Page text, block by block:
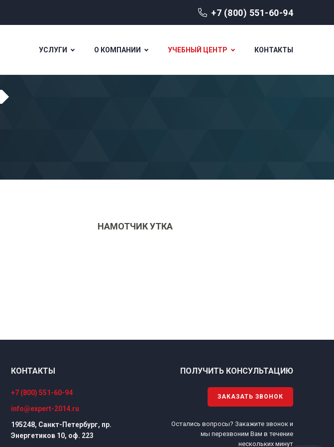
+7 (800) 551-60-94
УСЛУГИ О КОМПАНИИ УЧЕБНЫЙ ЦЕНТР КОНТАКТЫ
НАМОТЧИК УТКА
КОНТАКТЫ
+7 (800) 551-60-94
info@expert-2014.ru
195248, Санкт-Петербург, пр.
Энергетиков 10, оф. 223
ПОЛУЧИТЬ КОНСУЛЬТАЦИЮ
ЗАКАЗАТЬ ЗВОНОК
Остались вопросы? Закажите звонок и
мы перезвоним Вам в течение
нескольких минут